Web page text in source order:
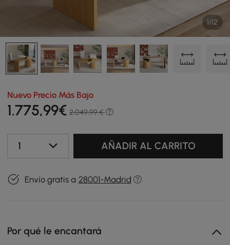
1/12
Nuevo Precio Más Bajo
1.775,99€ 2.049,99 €
1 AÑADIR AL CARRITO
Envío gratis a 28001-Madrid
Por qué le encantará